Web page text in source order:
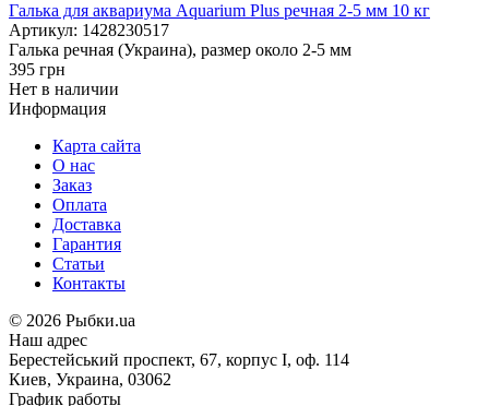
Галька для аквариума Aquarium Plus речная 2-5 мм 10 кг
Артикул: 1428230517
Галька речная (Украина), размер около 2-5 мм
395 грн
Нет в наличии
Информация
Карта сайта
О нас
Заказ
Оплата
Доставка
Гарантия
Статьи
Контакты
© 2026 Рыбки.ua
Наш адрес
Берестейський проспект, 67, корпус I, оф. 114
Киев, Украина, 03062
График работы